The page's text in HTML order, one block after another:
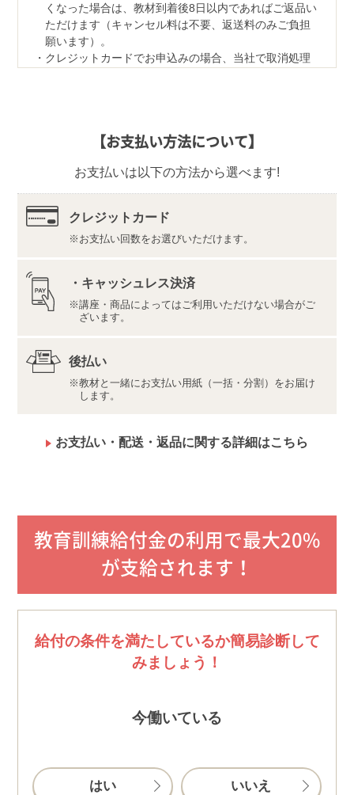
くなった場合は、教材到着後8日以内であればご返品い
ただけます（キャンセル料は不要、返送料のみご負担
願います）。
クレジットカードでお申込みの場合、当社で取消処理
〒350-1111
株式会社ユーキャンロジ
法改正や試験に関する情報の変更があった際には、追
補教材をお送りし、写真の教材と併せて学習していた
だく場合があります。
教材の内容・仕様、デザイン等は変更になる場合があ
メインテキスト10冊、問題集４冊が紙とデジタル両方
のテキストでご利用いただけます。
端末・回線は、教材のセットには含まれません。ご自
身でご用意いただく必要がございます。
ご確認ください。
【デジタル学習サイト推奨環境・利用規約】
推奨環境（https://www.u-can.jp/digitaltool）
す。通信量の上限のない、または上限に余裕のある回
線でのご利用をお勧めします。
【お支払い方法について】
お支払いは以下の方法から選べます!
クレジットカード
お支払い回数をお選びいただけます。
・キャッシュレス決済
講座・商品によってはご利用いただけない場合がご
ざいます。
後払い
教材と一緒にお支払い用紙（一括・分割）をお届け
します。
お支払い・配送・返品に関する詳細はこちら
教育訓練給付金の利用で最大20%
が支給されます！
給付の条件を満たしているか簡易診断して
みましょう！
今働いている
はい いいえ